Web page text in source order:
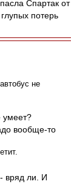
Спартак от
потерь
не
умеет?
вообще-то
вряд ли. И